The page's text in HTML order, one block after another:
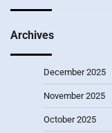
Archives
December 2025
November 2025
October 2025